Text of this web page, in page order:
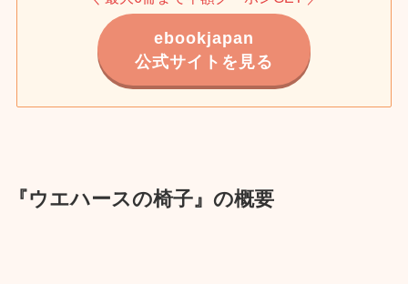
ebookjapan
公式サイトを見る
『ウエハースの椅子』の概要